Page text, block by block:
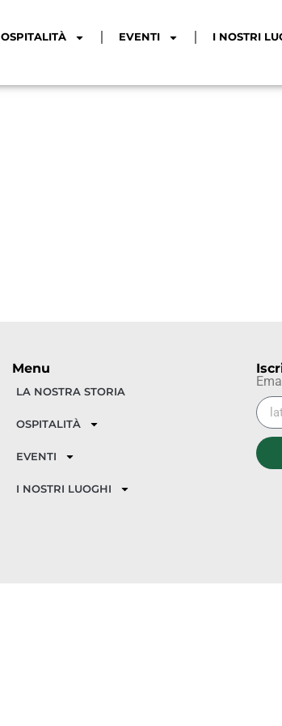
OSPITALITÀ EVENTI I NOSTRI
Menu
LA NOSTRA STORIA
OSPITALITÀ
EVENTI
I NOSTRI LUOGHI